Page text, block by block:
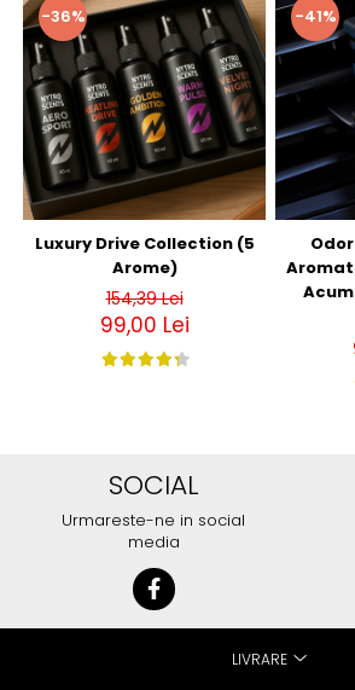
-36%
Luxury Drive Collection (5
Arome)
154,39 Lei
99,00 Lei
-41%
SOCIAL
Urmareste-ne in social
media
LIVRARE